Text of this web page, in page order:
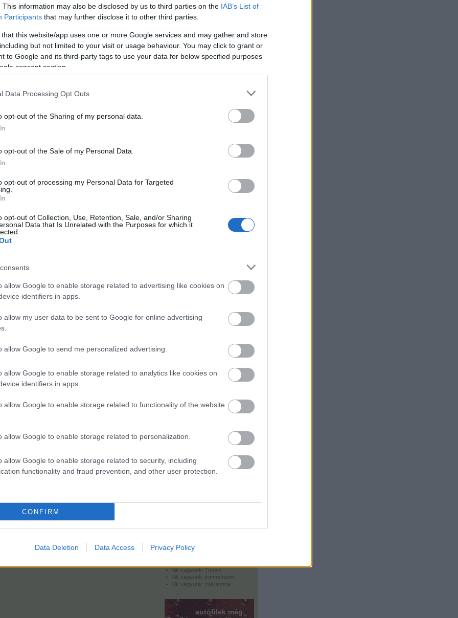
This information may also be disclosed by us to third parties on the IAB’s List of
Participants that may further disclose it to other third parties.
that this website/app uses one or more Google services and may gather and store
but not limited to your visit or usage behaviour. You may click to grant or
to Google and its third-party tags to use your data for below specified purposes
consent section.
Data Processing Opt Outs
opt-out of the Sharing of my personal data.
opt-out of the Sale of my Personal Data.
opt-out of processing my Personal Data for Targeted
opt-out of Collection, Use, Retention, Sale, and/or Sharing
Data that Is Unrelated with the Purposes for which it
allow Google to enable storage related to advertising like cookies on
identifiers in apps.
allow my user data to be sent to Google for online advertising
allow Google to send me personalized advertising.
allow Google to enable storage related to analytics like cookies on
identifiers in apps.
allow Google to enable storage related to functionality of the website
allow Google to enable storage related to personalization.
allow Google to enable storage related to security, including
functionality and fraud prevention, and other user protection.
CONFIRM
Data Deletion Data Access Privacy Policy
2025.04.14. 15:25
Ne
Atya úr isten.
közszolgálatiság jegyében.
@Luchador:
1958 és 1990 között
Hollómester:
@nohab: y -os
1958 és 1990 között
archívum
2011 június (
2011 május (
2010 szeptember (
kik vagyunk ?
Kik vagyunk: apamacko
Kik vagyunk: Lowtyo
Kik vagyunk: Rocko
Kik vagyunk: Tommi
Kik vagyunk: tomnemtom
Kik vagyunk: zalkapone
autófilek még